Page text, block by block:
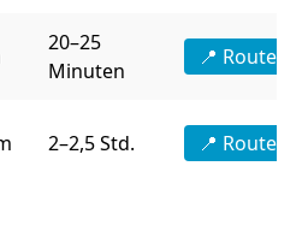
20–25
Minuten
📍 Route
2–2,5 Std. 📍 Route